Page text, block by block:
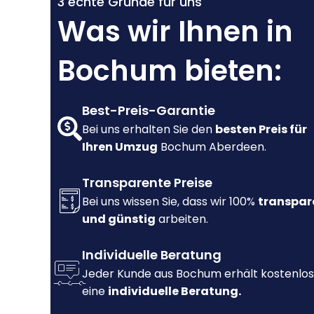
Was wir Ihnen in
Bochum bieten:
Best-Preis-Garantie
Bei uns erhalten Sie den besten Preis für
Ihren Umzug Bochum Aberdeen.
Transparente Preise
Bei uns wissen Sie, dass wir 100%
und günstig arbeiten.
Individuelle Beratung
Jeder Kunde aus Bochum erhält kostenlos
eine individuelle Beratung.